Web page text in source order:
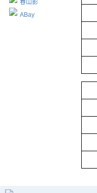
春山影
ABay